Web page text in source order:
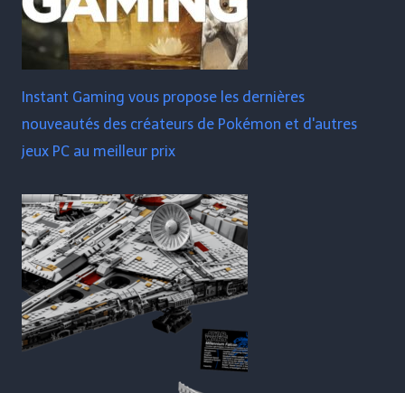
Instant Gaming vous propose les dernières
nouveautés des créateurs de Pokémon et d'autres
jeux PC au meilleur prix